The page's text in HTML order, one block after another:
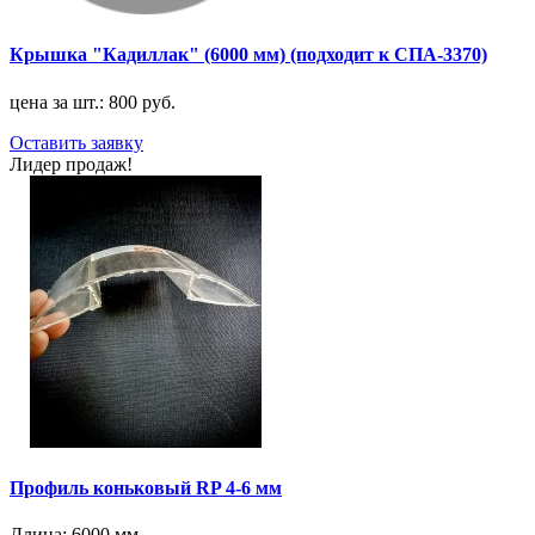
Крышка "Кадиллак" (6000 мм) (подходит к СПА-3370)
цена за шт.: 800 руб.
Оставить заявку
Лидер продаж!
Профиль коньковый RP 4-6 мм